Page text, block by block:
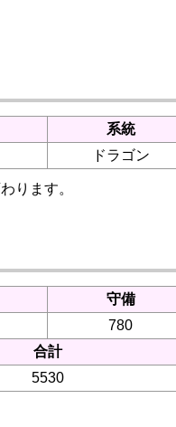
系統
ドラゴン
ります。
守備
780
合計
5530